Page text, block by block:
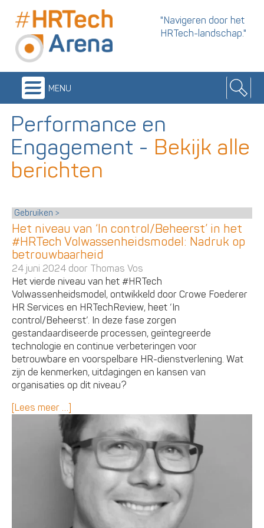
"Navigeren door het
HRTech-landschap."
menu
Performance en
Engagement - Bekijk alle
berichten
Gebruiken
Het niveau van ‘In control/Beheerst’ in het
#HRTech Volwassenheidsmodel: Nadruk op
betrouwbaarheid
24 juni 2024 door Thomas Vos
Het vierde niveau van het #HRTech
Volwassenheidsmodel, ontwikkeld door Crowe Foederer
HR Services en HRTechReview, heet ‘In
control/Beheerst’. In deze fase zorgen
gestandaardiseerde processen, geïntegreerde
technologie en continue verbeteringen voor
betrouwbare en voorspelbare HR-dienstverlening. Wat
zijn de kenmerken, uitdagingen en kansen van
organisaties op dit niveau?
[Lees meer …]